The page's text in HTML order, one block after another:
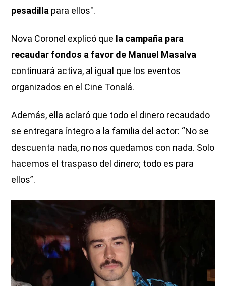
pesadilla para ellos".
Nova Coronel explicó que la campaña para
recaudar fondos a favor de Manuel Masalva
continuará activa, al igual que los eventos
organizados en el Cine Tonalá.
Además, ella aclaró que todo el dinero recaudado
se entregara íntegro a la familia del actor: “No se
descuenta nada, no nos quedamos con nada. Solo
hacemos el traspaso del dinero; todo es para
ellos”.